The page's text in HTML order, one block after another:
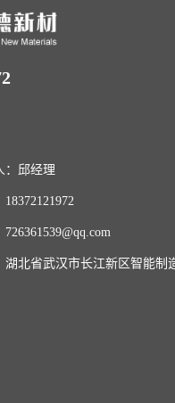
：邱经理
18372121972
726361539@qq.com
湖北省武汉市长江新区智能制